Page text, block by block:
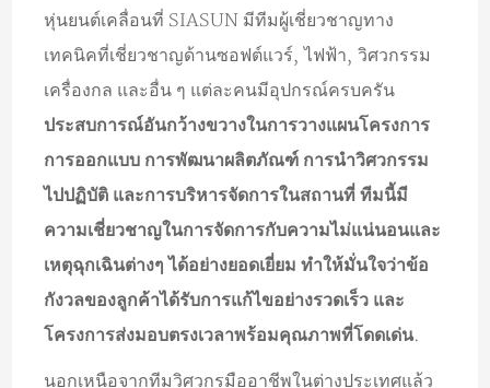
หุ่นยนต์เคลื่อนที่ SIASUN มีทีมผู้เชี่ยวชาญทาง
เทคนิคที่เชี่ยวชาญด้านซอฟต์แวร์, ไฟฟ้า, วิศวกรรม
เครื่องกล และอื่น ๆ แต่ละคนมีอุปกรณ์ครบครัน
ประสบการณ์อันกว้างขวางในการวางแผนโครงการ
การออกแบบ การพัฒนาผลิตภัณฑ์ การนำวิศวกรรม
ไปปฏิบัติ และการบริหารจัดการในสถานที่ ทีมนี้มี
ความเชี่ยวชาญในการจัดการกับความไม่แน่นอนและ
เหตุฉุกเฉินต่างๆ ได้อย่างยอดเยี่ยม ทำให้มั่นใจว่าข้อ
กังวลของลูกค้าได้รับการแก้ไขอย่างรวดเร็ว และ
โครงการส่งมอบตรงเวลาพร้อมคุณภาพที่โดดเด่น.
นอกเหนือจากทีมวิศวกรมืออาชีพในต่างประเทศแล้ว